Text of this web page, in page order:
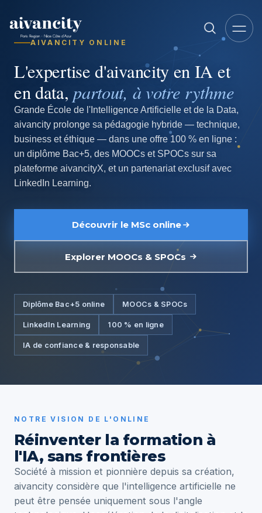
AIVANCITY ONLINE
L'expertise d'aivancity en IA et
en data,partout, à votre rythme
Grande École de l'Intelligence Artificielle et de la Data,
aivancity prolonge sa pédagogie hybride — technique,
business et éthique — dans une offre 100 % en ligne :
un diplôme Bac+5, des MOOCs et SPOCs sur sa
plateforme aivancityX, et un partenariat exclusif avec
LinkedIn Learning.
Découvrir le MSc online
Explorer MOOCs & SPOCs
Diplôme Bac+5 online MOOCs & SPOCs
LinkedIn Learning 100 % en ligne
IA de confiance & responsable
NOTRE VISION DE L'ONLINE
Réinventer la formation à
l'IA, sans frontières
Société à mission et pionnière depuis sa création,
aivancity considère que l'intelligence artificielle ne
peut être pensée uniquement sous l'angle